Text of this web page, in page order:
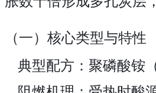
（一）核心类型与特性
典型配方：聚磷酸铵